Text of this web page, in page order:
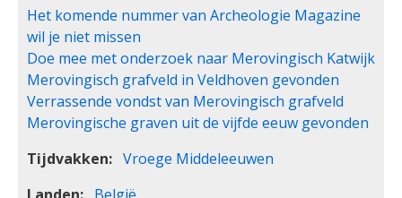
Het komende nummer van Archeologie Magazine
wil je niet missen
Doe mee met onderzoek naar Merovingisch Katwijk
Merovingisch grafveld in Veldhoven gevonden
Verrassende vondst van Merovingisch grafveld
Merovingische graven uit de vijfde eeuw gevonden
Tijdvakken
Vroege Middeleeuwen